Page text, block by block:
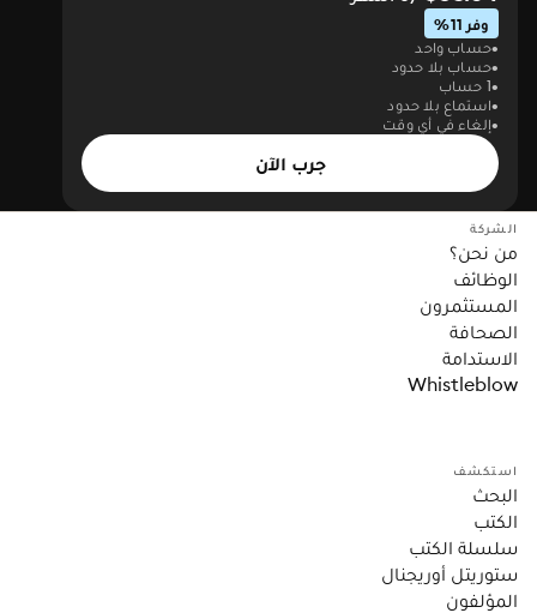
وفر 11%
حساب واحد
حساب بلا حدود
1 حساب
استماع بلا حدود
إلغاء في أي وقت
جرب الآن
الشركة
من نحن؟
الوظائف
المستثمرون
الصحافة
الاستدامة
Whistleblow
استكشف
البحث
الكتب
سلسلة الكتب
ستوريتل أوريجنال
المؤلفون